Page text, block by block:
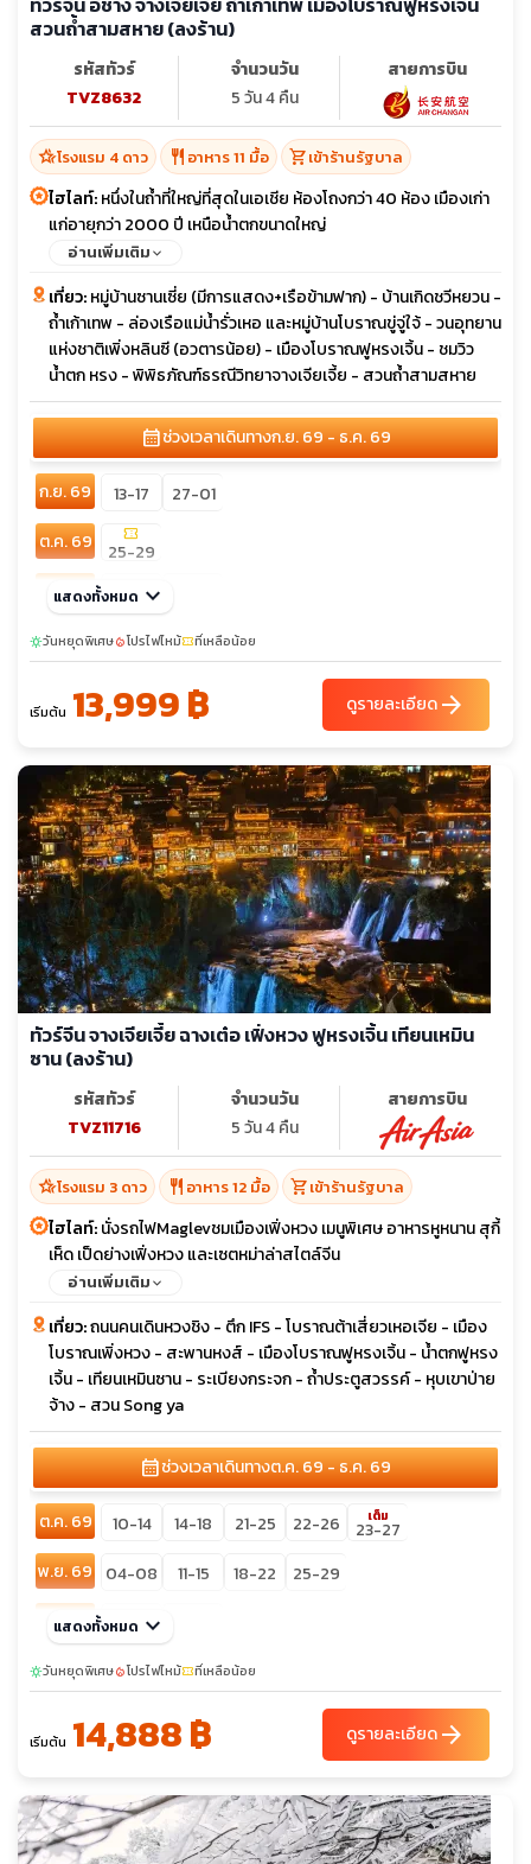
สวนถ้ำสามสหาย (ลงร้าน)
รหัสทัวร์
TVZ8632
จำนวนวัน
5 วัน 4 คืน
สายการบิน
hotel_classโรงแรม 4 ดาว restaurant อาหาร 11 มื้อ shopping_cartเข้าร้านรัฐบาล
ไฮไลท์:หนึ่งในถ้ำที่ใหญ่ที่สุดในเอเชีย ห้องโถงกว่า 40 ห้อง เมืองเก่า
แก่อายุกว่า 2000 ปี เหนือน้ำตกขนาดใหญ่
อ่านเพิ่มเติม
เที่ยว:หมู่บ้านซานเซี่ย (มีการแสดง+เรือข้ามฟาก) - บ้านเกิดชวีหยวน -
ถ้ำเก้าเทพ - ล่องเรือแม่น้ำรั่วเหอ และหมู่บ้านโบราณขู่จู่ใจ้ - วนอุทยาน
แห่งชาติเพิ่งหลินซี (อวตารน้อย) - เมืองโบราณฟูหรงเจิ้น - ชมวิว
น้ำตก หรง - พิพิธภัณฑ์ธรณีวิทยาจางเจียเจี้ย - สวนถ้ำสามสหาย
calendar_monthช่วงเวลาเดินทางก.ย. 69 - ธ.ค. 69
ก.ย. 69 13-17
27-01
ต.ค. 69
confirmation_number
25-29
พ.ย. 69
08-12
ธ.ค. 69
06-10 20-24
แสดงทั้งหมด keyboard_arrow_down
sunnyวันหยุดพิเศษlocal_fire_departmentโปรไฟไหม้confirmation_numberที่เหลือน้อย
เริ่มต้น 13,999 ฿ ดูรายละเอียดarrow_forward
ทัวร์จีน จางเจียเจี้ย ฉางเต๋อ เฟิ่งหวง ฟูหรงเจิ้น เทียนเหมิน
ซาน (ลงร้าน)
รหัสทัวร์
TVZ11716
จำนวนวัน
5 วัน 4 คืน
สายการบิน
hotel_classโรงแรม 3 ดาว restaurant อาหาร 12 มื้อ shopping_cartเข้าร้านรัฐบาล
ไฮไลท์:นั่งรถไฟMaglevชมเมืองเฟิ่งหวง เมนูพิเศษ อาหารหูหนาน สุกี้
เห็ด เป็ดย่างเฟิ่งหวง และเซตหม่าล่าสไตล์จีน
อ่านเพิ่มเติม
เที่ยว:ถนนคนเดินหวงชิง - ตึก IFS - โบราณต้าเสี่ยวเหอเจีย - เมือง
โบราณเพิ่งหวง - สะพานหงส์ - เมืองโบราณฟูหรงเจิ้น - น้ำตกฟูหรง
เจิ้น - เทียนเหมินซาน - ระเบียงกระจก - ถ้ำประตูสวรรค์ - หุบเขาป่าย
จ้าง - สวน Song ya
calendar_monthช่วงเวลาเดินทางต.ค. 69 - ธ.ค. 69
ต.ค. 69 10-14 14-18 21-25 22-26 เต็ม
23-27
พ.ย. 69 04-08 11-15 18-22
25-29
ธ.ค. 69 02-06
แสดงทั้งหมด keyboard_arrow_down
sunnyวันหยุดพิเศษlocal_fire_departmentโปรไฟไหม้confirmation_numberที่เหลือน้อย
เริ่มต้น 14,888 ฿ ดูรายละเอียดarrow_forward